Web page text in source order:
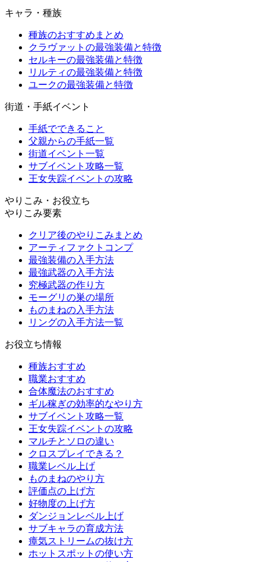
キャラ・種族
種族のおすすめまとめ
クラヴァットの最強装備と特徴
セルキーの最強装備と特徴
リルティの最強装備と特徴
ユークの最強装備と特徴
街道・手紙イベント
手紙でできること
父親からの手紙一覧
街道イベント一覧
サブイベント攻略一覧
王女失踪イベントの攻略
やりこみ・お役立ち
やりこみ要素
クリア後のやりこみまとめ
アーティファクトコンプ
最強装備の入手方法
最強武器の入手方法
究極武器の作り方
モーグリの巣の場所
ものまねの入手方法
リングの入手方法一覧
お役立ち情報
種族おすすめ
職業おすすめ
合体魔法のおすすめ
ギル稼ぎの効率的なやり方
サブイベント攻略一覧
王女失踪イベントの攻略
マルチとソロの違い
クロスプレイできる？
職業レベル上げ
ものまねのやり方
評価点の上げ方
好物度の上げ方
ダンジョンレベル上げ
サブキャラの育成方法
瘴気ストリームの抜け方
ホットスポットの使い方